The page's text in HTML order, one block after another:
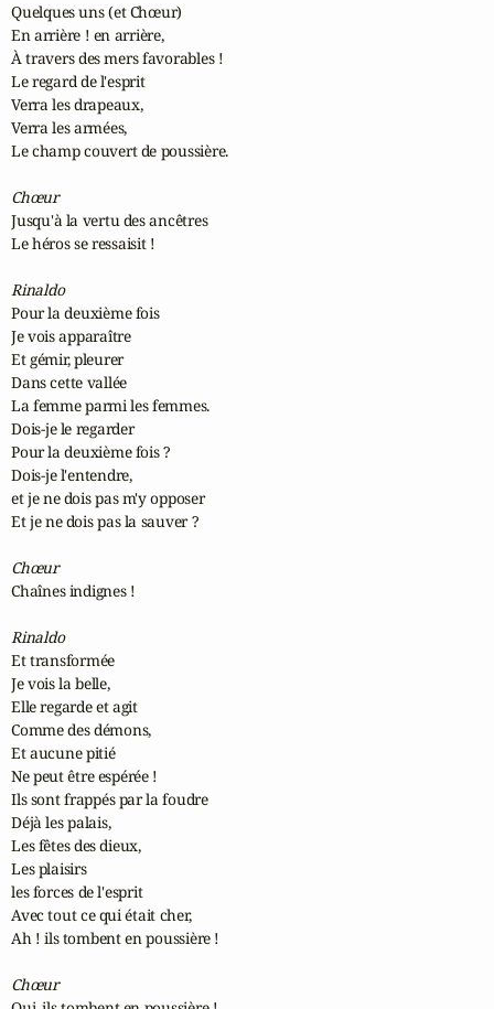
Quelques uns (et Chœur)
En arrière ! en arrière,
À travers des mers favorables !
Le regard de l'esprit
Verra les drapeaux,
Verra les armées,
Le champ couvert de poussière.
Chœur
Jusqu'à la vertu des ancêtres
Le héros se ressaisit !
Rinaldo
Pour la deuxième fois
Je vois apparaître
Et gémir, pleurer
Dans cette vallée
La femme parmi les femmes.
Dois-je le regarder
Pour la deuxième fois ?
Dois-je l'entendre,
et je ne dois pas m'y opposer
Et je ne dois pas la sauver ?
Chœur
Chaînes indignes !
Rinaldo
Et transformée
Je vois la belle,
Elle regarde et agit
Comme des démons,
Et aucune pitié
Ne peut être espérée !
Ils sont frappés par la foudre
Déjà les palais,
Les fêtes des dieux,
Les plaisirs
les forces de l'esprit
Avec tout ce qui était cher,
Ah ! ils tombent en poussière !
Chœur